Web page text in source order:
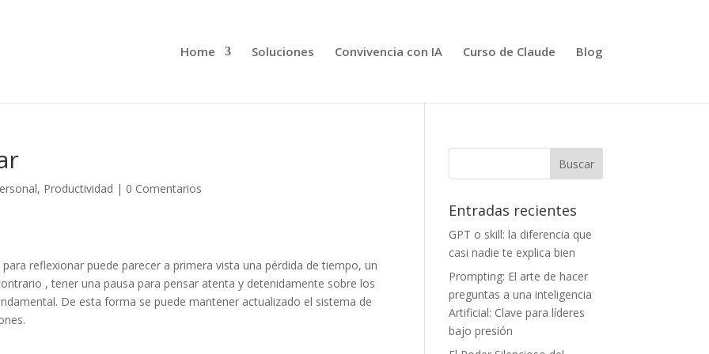
Home Soluciones Convivencia con IA Curso de Claude Blog
, Productividad | 0 Comentarios
reflexionar puede parecer a primera vista una pérdida de tiempo, un
, tener una pausa para pensar atenta y detenidamente sobre los
De esta forma se puede mantener actualizado el sistema de
Entradas recientes
GPT o skill: la diferencia que
casi nadie te explica bien
Prompting: El arte de hacer
preguntas a una inteligencia
Artificial: Clave para líderes
bajo presión